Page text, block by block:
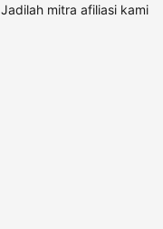
Jadilah mitra afiliasi kami